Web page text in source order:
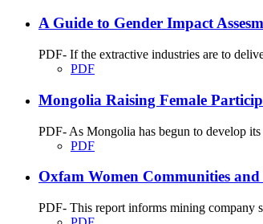
A Guide to Gender Impact
PDF- If the extractive industries are to
PDF
Mongolia Raising Female
PDF- As Mongolia has begun to develop
PDF
Oxfam Women Communities
PDF- This report informs mining company